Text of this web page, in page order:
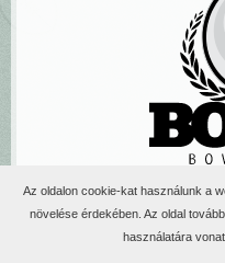
Esti friss - 08/24
2015. augusztus 25., 00:21
Ahogy azt tegnap
Az oldalon cookie-kat használunk a
növelése érdekében. Az oldal
használatára